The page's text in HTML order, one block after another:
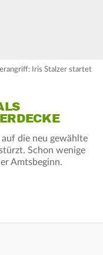
Iris Stalzer startet
die neu gewählte
Schon wenige
Amtsbeginn.